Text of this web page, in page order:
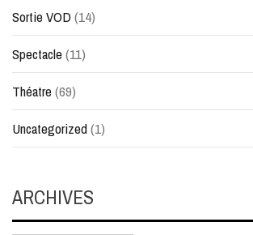
Sortie VOD(14)
Spectacle(11)
Théatre(69)
Uncategorized(1)
ARCHIVES